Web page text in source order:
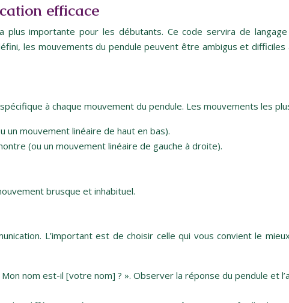
efficace
plus importante pour les débutants. Ce code servira de
les mouvements du pendule peuvent être ambigus et
à chaque mouvement du pendule. Les mouvements les
un mouvement linéaire de haut en bas).
(ou un mouvement linéaire de gauche à droite).
brusque et inhabituel.
L’important est de choisir celle qui vous convient le
Mon nom est-il [votre nom] ? ». Observer la réponse du pendule et